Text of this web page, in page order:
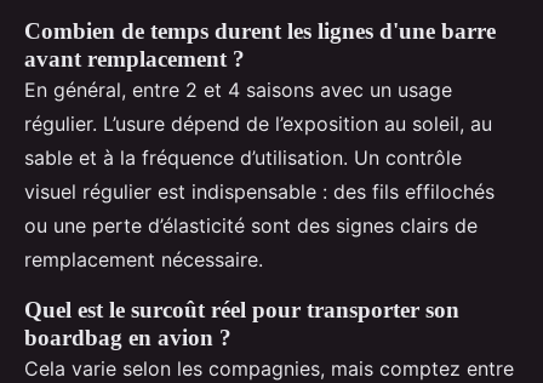
Combien de temps durent les lignes d'une barre
avant remplacement ?
En général, entre 2 et 4 saisons avec un usage
régulier. L’usure dépend de l’exposition au soleil, au
sable et à la fréquence d’utilisation. Un contrôle
visuel régulier est indispensable : des fils effilochés
ou une perte d’élasticité sont des signes clairs de
remplacement nécessaire.
Quel est le surcoût réel pour transporter son
boardbag en avion ?
Cela varie selon les compagnies, mais comptez entre